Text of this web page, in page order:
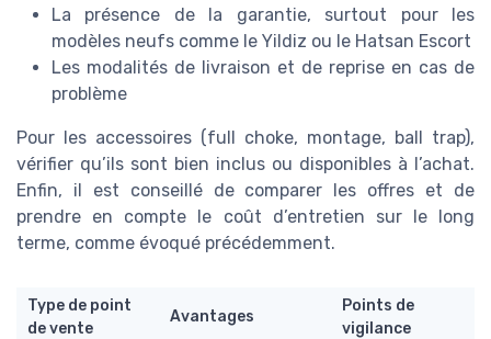
La présence de la garantie, surtout pour les
modèles neufs comme le Yildiz ou le Hatsan Escort
Les modalités de livraison et de reprise en cas de
problème
Pour les accessoires (full choke, montage, ball trap),
vérifier qu’ils sont bien inclus ou disponibles à l’achat.
Enfin, il est conseillé de comparer les offres et de
prendre en compte le coût d’entretien sur le long
terme, comme évoqué précédemment.
Type de point
de vente
Avantages
Points de
vigilance